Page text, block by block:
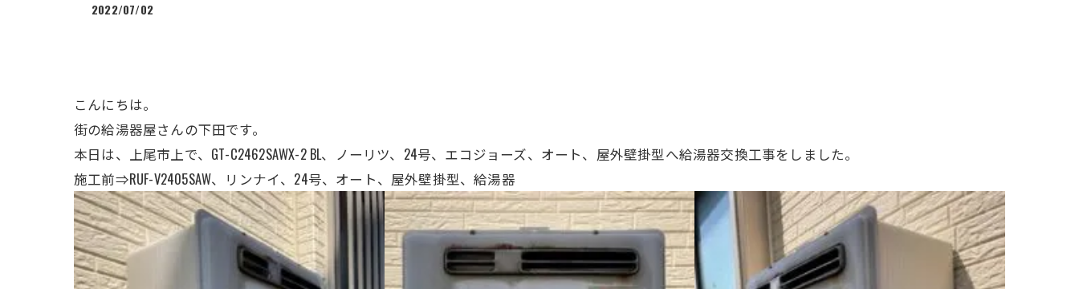
2022/07/02
こんにちは。
街の給湯器屋さんの下田です。
本日は、上尾市上で、GT-C2462SAWX-2 BL、ノーリツ、24号、エコジョーズ、オート、屋外壁掛型へ給湯器交換工事をしました。
施工前⇒RUF-V2405SAW、リンナイ、24号、オート、屋外壁掛型、給湯器